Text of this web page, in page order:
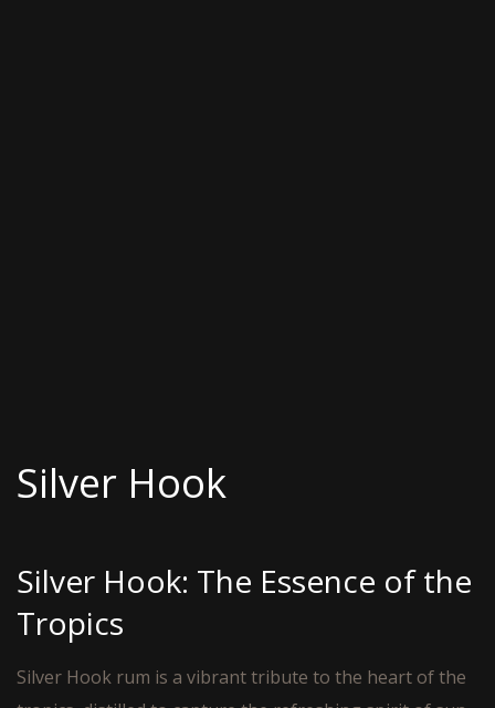
Silver Hook
Silver Hook: The Essence of the
Tropics
Silver Hook rum is a vibrant tribute to the heart of the